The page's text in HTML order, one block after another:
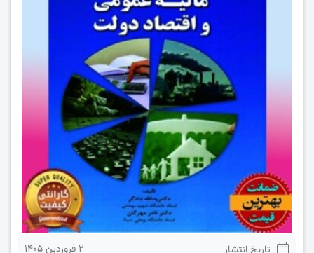
2 فروردین 1405